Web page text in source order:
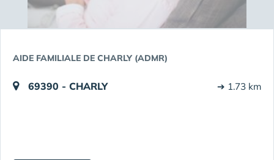
AIDE FAMILIALE DE CHARLY (ADMR)
69390 - CHARLY ➔ 1.73 km